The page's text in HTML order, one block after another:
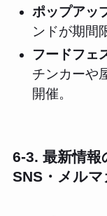
ポップアッ
ンドが期間
フードフェ
チンカーや
開催。
6-3. 最新情報
SNS・メルマ